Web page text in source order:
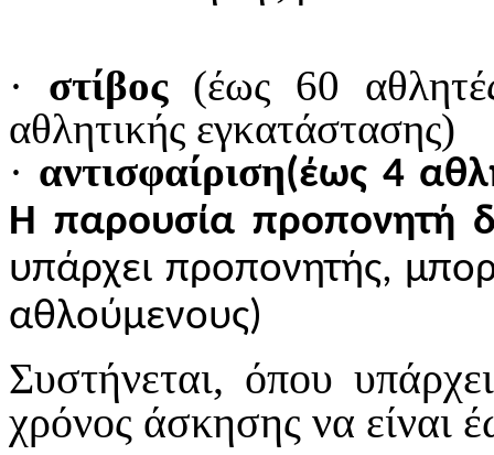
· στίβος (έως 60
αθλητικής εγκατάστασης)
· αντισφαίριση(έως 4
Η παρουσία προπονητή
υπάρχει προπονητής,
αθλούμενους)
Συστήνεται, όπου
χρόνος άσκησης να είναι